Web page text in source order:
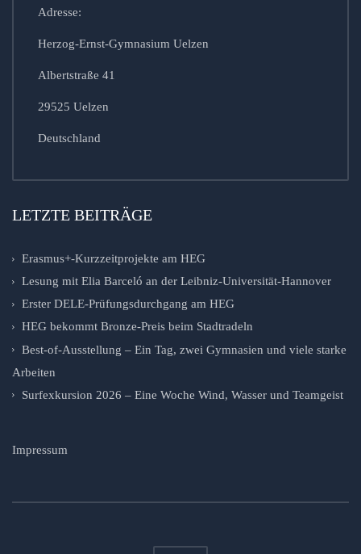
Adresse:
Herzog-Ernst-Gymnasium Uelzen
Albertstraße 41
29525 Uelzen
Deutschland
LETZTE BEITRÄGE
Erasmus+-Kurzzeitprojekte am HEG
Lesung mit Elia Barceló an der Leibniz-Universität-Hannover
Erster DELE-Prüfungsdurchgang am HEG
HEG bekommt Bronze-Preis beim Stadtradeln
Best-of-Ausstellung – Ein Tag, zwei Gymnasien und viele starke
Arbeiten
Surfexkursion 2026 – Eine Woche Wind, Wasser und Teamgeist
Impressum